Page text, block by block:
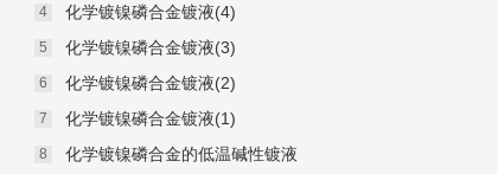
化学镀镍磷合金镀液(4)
化学镀镍磷合金镀液(3)
化学镀镍磷合金镀液(2)
化学镀镍磷合金镀液(1)
化学镀镍磷合金的低温碱性镀液